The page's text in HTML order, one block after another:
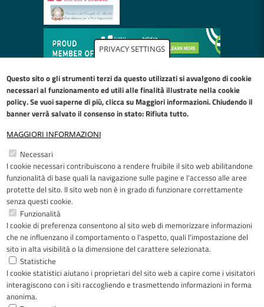
PRIVACY SETTINGS
Questo sito o gli strumenti terzi da questo utilizzati si avvalgono di cookie
necessari al funzionamento ed utili alle finalità illustrate nellacookie
policy. Se vuoi saperne di più, clicca su Maggiori informazioni. Chiudendo il
banner verrà salvato il consenso in stato: Rifiuta tutto.
MAGGIORI INFORMAZIONI
Necessari
I cookie necessari contribuiscono a rendere fruibile il sito web abilitandone
funzionalità di base quali la navigazione sulle pagine e l'accesso alle aree
protette del sito. Il sito web non è in grado di funzionare correttamente
senza questi cookie.
Funzionalità
I cookie di preferenza consentono al sito web di memorizzare informazioni
che ne influenzano il comportamento o l'aspetto, quali l'impostazione del
sito in alta visibilità o la dimensione del carattere selezionata.
Statistiche
I cookie statistici aiutano i proprietari del sito web a capire come i visitatori
interagiscono con i siti raccogliendo e trasmettendo informazioni in forma
anonima.
Restiamo in contatto
FacebookYouTubeLinkedInInstagram
Riconoscimenti